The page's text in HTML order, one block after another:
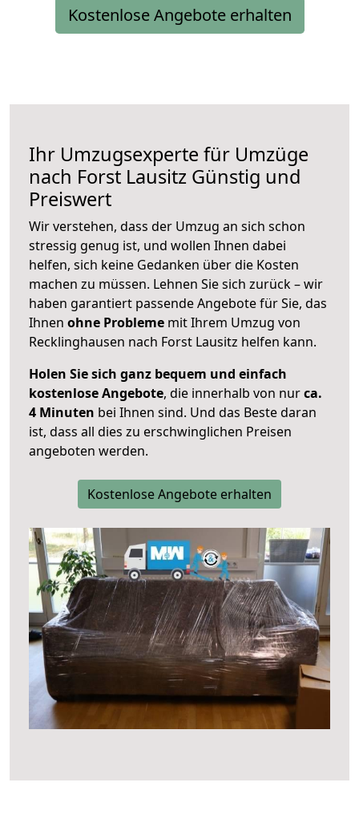
Kostenlose Angebote erhalten
Ihr Umzugsexperte für Umzüge
nach Forst Lausitz Günstig und
Preiswert
Wir verstehen, dass der Umzug an sich schon
stressig genug ist, und wollen Ihnen dabei
helfen, sich keine Gedanken über die Kosten
machen zu müssen. Lehnen Sie sich zurück – wir
haben garantiert passende Angebote für Sie, das
Ihnen ohne Probleme mit Ihrem Umzug von
Recklinghausen nach Forst Lausitz helfen kann.
Holen Sie sich ganz bequem und einfach
kostenlose Angebote, die innerhalb von nurca.
4 Minuten bei Ihnen sind. Und das Beste daran
ist, dass all dies zu erschwinglichen Preisen
angeboten werden.
Kostenlose Angebote erhalten